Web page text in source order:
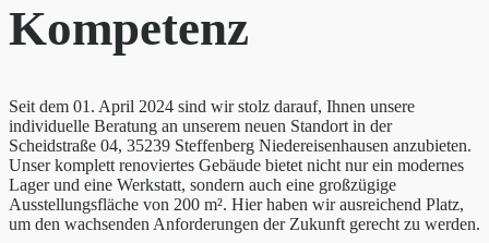
Kompetenz
Seit dem 01. April 2024 sind wir stolz darauf, Ihnen unsere
individuelle Beratung an unserem neuen Standort in der
Scheidstraße 04, 35239 Steffenberg Niedereisenhausen anzubieten.
Unser komplett renoviertes Gebäude bietet nicht nur ein modernes
Lager und eine Werkstatt, sondern auch eine großzügige
Ausstellungsfläche von 200 m². Hier haben wir ausreichend Platz,
um den wachsenden Anforderungen der Zukunft gerecht zu werden.